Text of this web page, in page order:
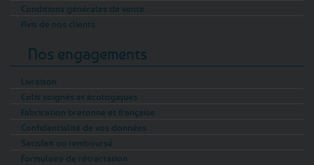
Conditions générales de vente
Avis de nos clients
Nos engagements
Livraison
Colis soignés et écologiques
Fabrication bretonne et française
Confidentialité de vos données
Satisfait ou remboursé
Formulaire de rétractation